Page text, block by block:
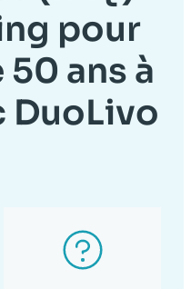
pour
ans à
DuoLivo